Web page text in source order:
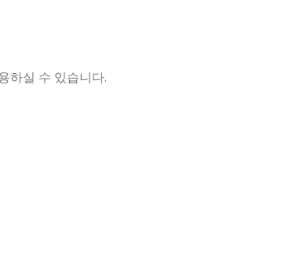
하실 수 있습니다.